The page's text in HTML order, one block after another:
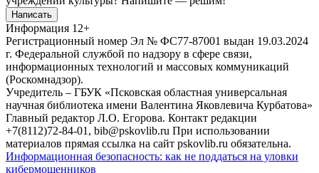
Написать
Информация 12+
Регистрационный номер Эл № ФС77-87001 выдан 19.03.2024
г. Федеральной службой по надзору в сфере связи,
информационных технологий и массовых коммуникаций
(Роскомнадзор).
Учредитель – ГБУК «Псковская областная универсальная
научная библиотека имени Валентина Яковлевича Курбатова»
Главный редактор Л.О. Егорова. Контакт редакции
+7(8112)72-84-01, bib@pskovlib.ru При использовании
материалов прямая ссылка на сайт pskovlib.ru обязательна.
Информационная безопасность: как не поддаться на уловки
кибермошенников